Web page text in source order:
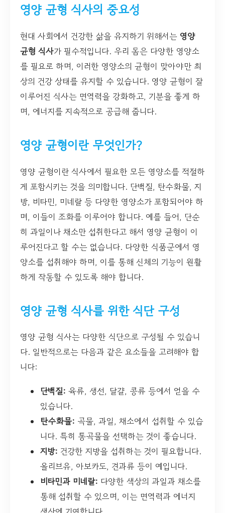
영양 균형 식사의 중요성
현대 사회에서 건강한 삶을 유지하기 위해서는 영양
균형 식사가 필수적입니다. 우리 몸은 다양한 영양소
를 필요로 하며, 이러한 영양소의 균형이 맞아야만 최
상의 건강 상태를 유지할 수 있습니다. 영양 균형이 잘
이루어진 식사는 면역력을 강화하고, 기분을 좋게 하
며, 에너지를 지속적으로 공급해 줍니다.
영양 균형이란 무엇인가?
영양 균형이란 식사에서 필요한 모든 영양소를 적절하
게 포함시키는 것을 의미합니다. 단백질, 탄수화물, 지
방, 비타민, 미네랄 등 다양한 영양소가 포함되어야 하
며, 이들이 조화를 이루어야 합니다. 예를 들어, 단순
히 과일이나 채소만 섭취한다고 해서 영양 균형이 이
루어진다고 할 수는 없습니다. 다양한 식품군에서 영
양소를 섭취해야 하며, 이를 통해 신체의 기능이 원활
하게 작동할 수 있도록 해야 합니다.
영양 균형 식사를 위한 식단 구성
영양 균형 식사는 다양한 식단으로 구성될 수 있습니
다. 일반적으로는 다음과 같은 요소들을 고려해야 합
니다:
단백질: 육류, 생선, 달걀, 콩류 등에서 얻을 수
있습니다.
탄수화물: 곡물, 과일, 채소에서 섭취할 수 있습
니다. 특히 통곡물을 선택하는 것이 좋습니다.
지방: 건강한 지방을 섭취하는 것이 필요합니다.
올리브유, 아보카도, 견과류 등이 예입니다.
비타민과 미네랄: 다양한 색상의 과일과 채소를
통해 섭취할 수 있으며, 이는 면역력과 에너지